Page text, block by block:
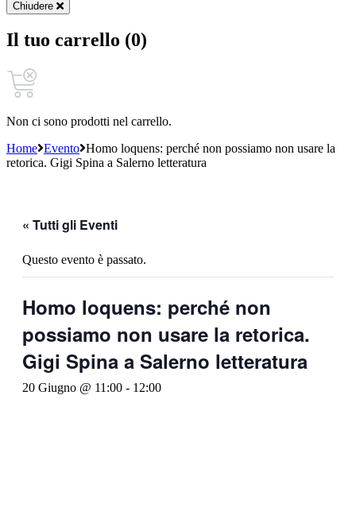
Chiudere
Il tuo carrello (0)
Non ci sono prodotti nel carrello.
Home Evento Homo loquens: perché non possiamo non usare la
retorica. Gigi Spina a Salerno letteratura
« Tutti gli Eventi
Questo evento è passato.
Homo loquens: perché non
possiamo non usare la retorica.
Gigi Spina a Salerno letteratura
20 Giugno @ 11:00 - 12:00